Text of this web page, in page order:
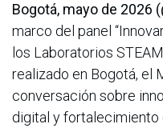
Bogotá, mayo de 2026
marco del panel
los Laboratorios
realizado en Bogotá, el
conversación sobre
digital y